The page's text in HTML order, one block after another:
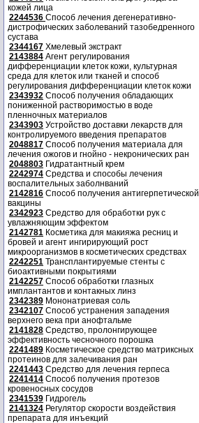
кожей лица
2244536 Способ лечения дегенеративно-
дистрофических заболеваний тазобедренного
сустава
2344167 Хмелевый экстракт
2143884 Агент регулирования
дифференциации клеток кожи, культурная
среда для клеток или тканей и способ
регулирования дифференциации клеток кожи
2343932 Способ получения обладающих
пониженной растворимостью в воде
пленночных материалов
2343903 Устройство доставки лекарств для
контролируемого введения препаратов
2048817 Способ получения материала для
лечения ожогов и гнойно - некронических ран
2048803 Гидратантный крем
2242974 Средства и способы лечения
воспалительных заболнваний
2142816 Способ получения антигерпетической
вакцины
2342923 Средство для обработки рук с
увлажняющим эффектом
2142781 Косметика для макияжа ресниц и
бровей и агент ингирирующий рост
микроорганизмов в косметических средствах
2242251 Трансплантируемые стенты с
биоактивными покрытиями
2142257 Способ обработки глазных
имплантантов и контакных линз
2342389 Мононатриевая соль
2342107 Способ устранения западения
верхнего века при анофтальме
2141828 Средство, пролонгирующее
эффективность чесночного порошка
2241489 Косметическое средство матриксных
протеинов для залечивания ран
2241443 Средство для лечения герпеса
2241414 Способ получения протезов
кровеносных сосудов
2341539 Гидрогель
2141324 Регулятор скорости воздействия
препарата для инъекций